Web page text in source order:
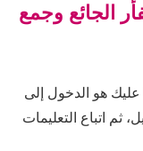
الجائع وجمع
عليك هو الدخول إلى
ثم اتباع التعليمات